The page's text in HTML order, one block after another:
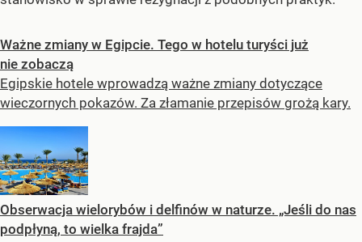
Ważne zmiany w Egipcie. Tego w hotelu turyści już
nie zobaczą
Egipskie hotele wprowadzą ważne zmiany dotyczące
wieczornych pokazów. Za złamanie przepisów grożą kary.
Obserwacja wielorybów i delfinów w naturze. „Jeśli do nas
podpłyną, to wielka frajda”